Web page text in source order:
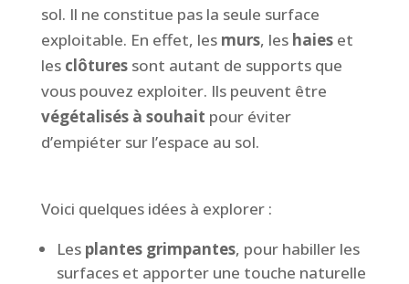
sol. Il ne constitue pas la seule surface
exploitable. En effet, les murs, les haieset
les clôturessont autant de supports que
vous pouvez exploiter. Ils peuvent être
végétalisés à souhait pour éviter
d’empiéter sur l’espace au sol.
Voici quelques idées à explorer :
Les plantes grimpantes, pour habiller les
surfaces et apporter une touche naturelle